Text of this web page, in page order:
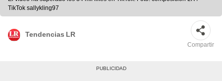
TikTok sallykling97
Tendencias LR
Compartir